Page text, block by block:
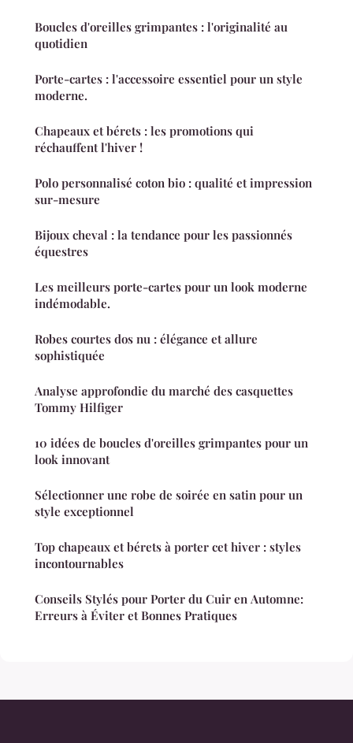
Boucles d'oreilles grimpantes : l'originalité au
quotidien
Porte-cartes : l'accessoire essentiel pour un style
moderne.
Chapeaux et bérets : les promotions qui
réchauffent l'hiver !
Polo personnalisé coton bio : qualité et impression
sur-mesure
Bijoux cheval : la tendance pour les passionnés
équestres
Les meilleurs porte-cartes pour un look moderne
indémodable.
Robes courtes dos nu : élégance et allure
sophistiquée
Analyse approfondie du marché des casquettes
Tommy Hilfiger
10 idées de boucles d'oreilles grimpantes pour un
look innovant
Sélectionner une robe de soirée en satin pour un
style exceptionnel
Top chapeaux et bérets à porter cet hiver : styles
incontournables
Conseils Stylés pour Porter du Cuir en Automne:
Erreurs à Éviter et Bonnes Pratiques